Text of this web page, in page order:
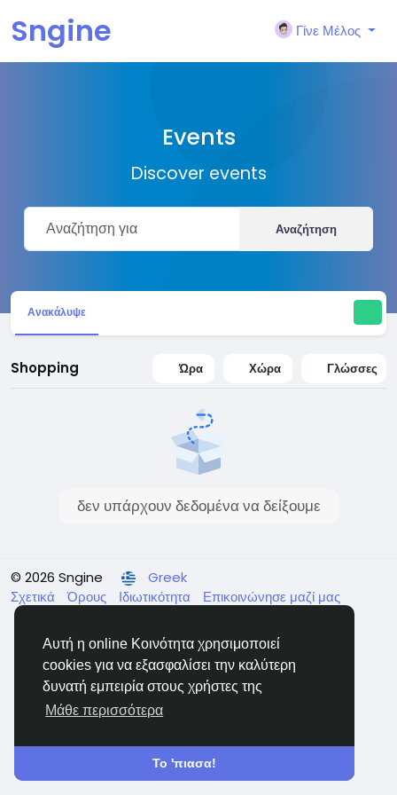
Αυτή η online Κοινότητα χρησιμοποιεί
cookies για να εξασφαλίσει την καλύτερη
δυνατή εμπειρία στους χρήστες της
Μάθε περισσότερα
Το 'πιασα!
Sngine Γίνε Μέλος
Events
Discover events
Αναζήτηση
Ανακάλυψε
Shopping Ώρα Χώρα Γλώσσες
δεν υπάρχουν δεδομένα να δείξουμε
© 2026 Sngine
Greek
Σχετικά
Όρους Ιδιωτικότητα
Επικοινώνησε μαζί μας